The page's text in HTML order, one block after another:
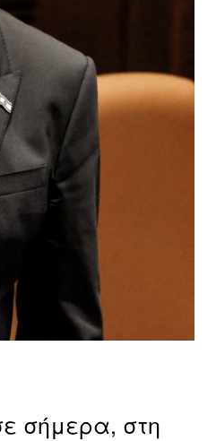
σήμερα, στη